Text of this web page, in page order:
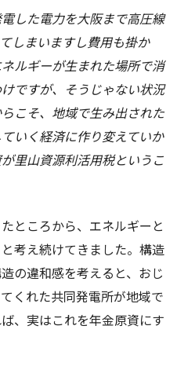
した電力を大阪まで高圧線
しまいますし費用も掛か
ルギーが生まれた場所で消
ですが、そうじゃない状況
こそ、地域で生み出された
いく経済に作り変えていか
里山資源利活用税というこ
ところから、エネルギーと
考え続けてきました。構造
の違和感を考えると、おじ
くれた共同発電所が地域で
、実はこれを年金原資にす